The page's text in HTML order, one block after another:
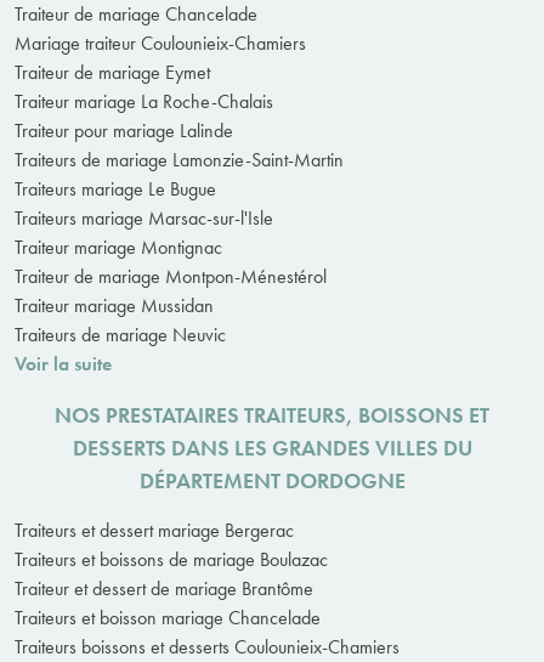
Traiteur de mariage Chancelade
Mariage traiteur Coulounieix-Chamiers
Traiteur de mariage Eymet
Traiteur mariage La Roche-Chalais
Traiteur pour mariage Lalinde
Traiteurs de mariage Lamonzie-Saint-Martin
Traiteurs mariage Le Bugue
Traiteurs mariage Marsac-sur-l'Isle
Traiteur mariage Montignac
Traiteur de mariage Montpon-Ménestérol
Traiteur mariage Mussidan
Traiteurs de mariage Neuvic
Voir la suite
NOS PRESTATAIRES TRAITEURS, BOISSONS ET
DESSERTS DANS LES GRANDES VILLES DU
DÉPARTEMENT DORDOGNE
Traiteurs et dessert mariage Bergerac
Traiteurs et boissons de mariage Boulazac
Traiteur et dessert de mariage Brantôme
Traiteurs et boisson mariage Chancelade
Traiteurs boissons et desserts Coulounieix-Chamiers